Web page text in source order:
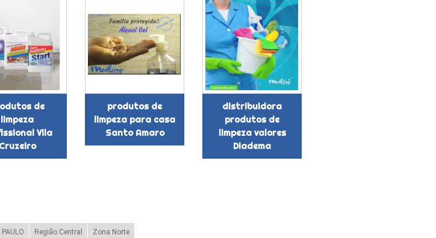
de
limpeza
Vila
Cruzeiro
produtos de
limpeza para casa
Santo Amaro
distribuidora
produtos de
limpeza valores
Diadema
Região Central Zona Norte